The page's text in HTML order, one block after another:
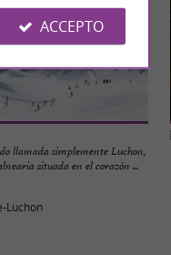
llamada simplemente Luchon,
situada en el corazón ...
Luchon
ACCEPTO